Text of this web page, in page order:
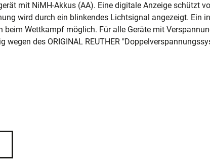
mit NiMH-Akkus (AA). Eine digitale Anzeige schützt
wird durch ein blinkendes Lichtsignal angezeigt. Ein
Wettkampf möglich. Für alle Geräte mit
wegen des ORIGINAL REUTHER